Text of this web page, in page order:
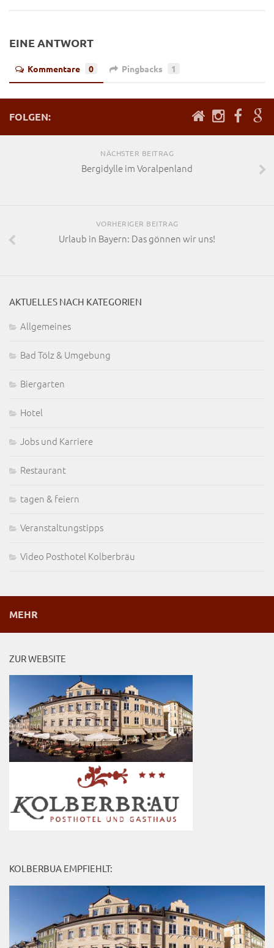
EINE ANTWORT
Kommentare 0 Pingbacks 1
FOLGEN:
NÄCHSTER BEITRAG
Bergidylle im Voralpenland
VORHERIGER BEITRAG
Urlaub in Bayern: Das gönnen wir uns!
AKTUELLES NACH KATEGORIEN
Allgemeines
Bad Tölz & Umgebung
Biergarten
Hotel
Jobs und Karriere
Restaurant
tagen & feiern
Veranstaltungstipps
Video Posthotel Kolberbräu
MEHR
ZUR WEBSITE
KOLBERBUA EMPFIEHLT: